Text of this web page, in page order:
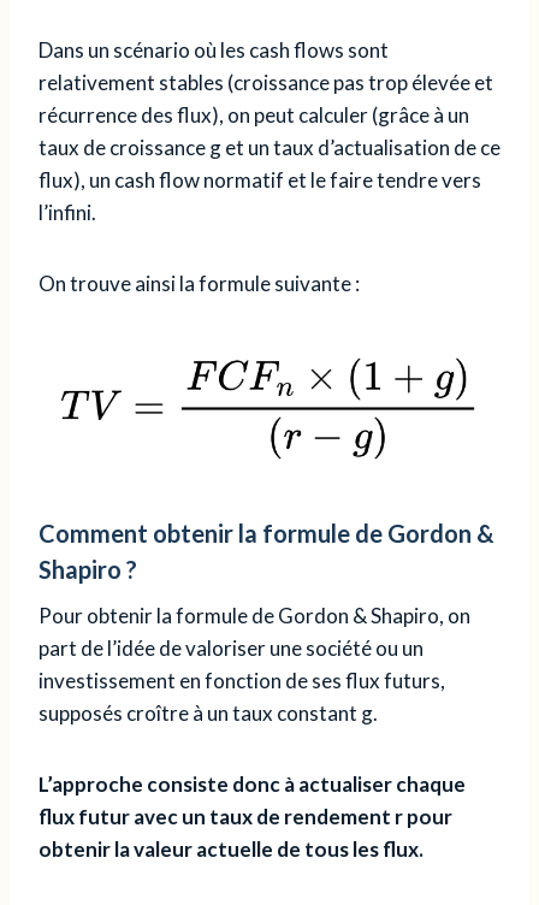
Dans un scénario où les cash flows sont
relativement stables (croissance pas trop élevée et
récurrence des flux), on peut calculer (grâce à un
taux de croissance g et un taux d’actualisation de ce
flux), un cash flow normatif et le faire tendre vers
l’infini.
On trouve ainsi la formule suivante :
Comment obtenir la formule de Gordon &
Shapiro ?
Pour obtenir la formule de Gordon & Shapiro, on
part de l’idée de valoriser une société ou un
investissement en fonction de ses flux futurs,
supposés croître à un taux constant g.
L’approche consiste donc à actualiser chaque
flux futur avec un taux de rendement r pour
obtenir la valeur actuelle de tous les flux.